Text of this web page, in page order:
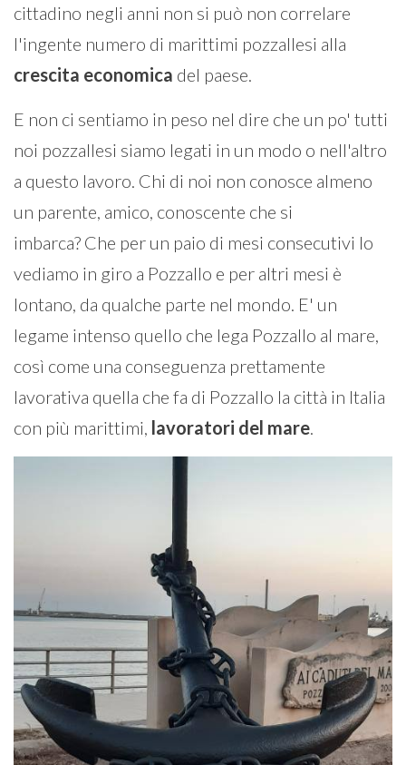
cittadino negli anni non si può non correlare
l'ingente numero di marittimi pozzallesi alla
crescita economica del paese.
E non ci sentiamo in peso nel dire che un po' tutti
noi pozzallesi siamo legati in un modo o nell'altro
a questo lavoro. Chi di noi non conosce almeno
un parente, amico, conoscente che si
imbarca? Che per un paio di mesi consecutivi lo
vediamo in giro a Pozzallo e per altri mesi è
lontano, da qualche parte nel mondo. E' un
legame intenso quello che lega Pozzallo al mare,
così come una conseguenza prettamente
lavorativa quella che fa di Pozzallo la città in Italia
con più marittimi, lavoratori del mare.